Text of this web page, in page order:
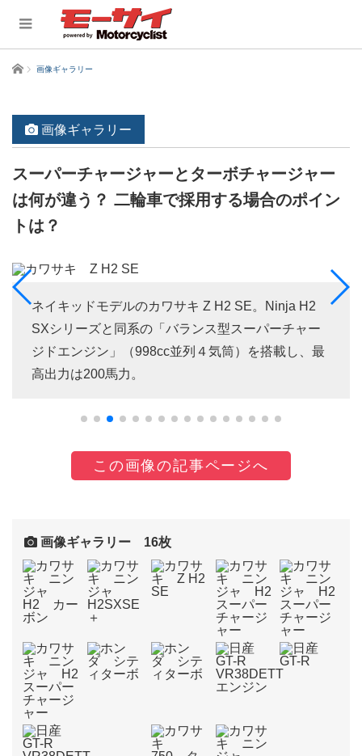
ホーム 画像ギャラリー
画像ギャラリー
スーパーチャージャーとターボチャージャー
は何が違う？ 二輪車で採用する場合のポイン
トは？
ネイキッドモデルのカワサキ Z H2 SE。Ninja H2
SXシリーズと同系の「バランス型スーパーチャー
ジドエンジン」（998cc並列４気筒）を搭載し、最
高出力は200馬力。
この画像の記事ページへ
画像ギャラリー 16枚